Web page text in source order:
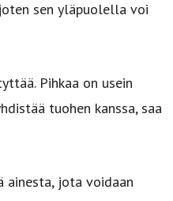
sen yläpuolella voi
Pihkaa on usein
tuohen kanssa, saa
ainesta, jota voidaan